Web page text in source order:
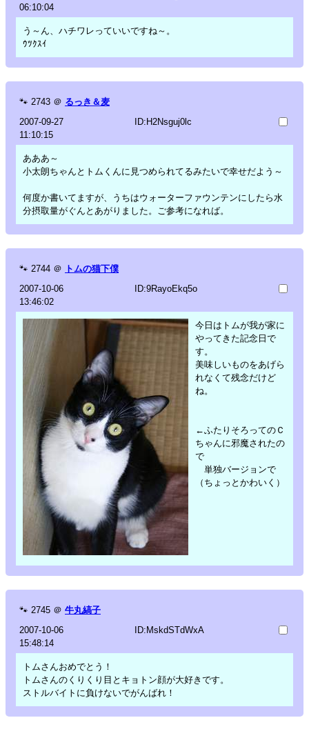
06:10:04
う～ん、ハチワレっていいですね～。
ｳﾂｸｽｲ
🐾 2743 ＠ るっき＆麦
2007-09-27
11:10:15
ID:H2Nsguj0lc
あああ～
小太朗ちゃんとトムくんに見つめられてるみたいで幸せだよう～
何度か書いてますが、うちはウォーターファウンテンにしたら水
分摂取量がぐんとあがりました。ご参考になれば。
🐾 2744 ＠ トムの猫下僕
2007-10-06
13:46:02
ID:9RayoEkq5o
今日はトムが我が家に
やってきた記念日で
す。
美味しいものをあげら
れなくて残念だけど
ね。
←ふたりそろってのＣ
ちゃんに邪魔されたの
で
単独バージョンで
（ちょっとかわいく）
🐾 2745 ＠ 牛丸縞子
2007-10-06
15:48:14
ID:MskdSTdWxA
トムさんおめでとう！
トムさんのくりくり目とキョトン顔が大好きです。
ストルバイトに負けないでがんばれ！